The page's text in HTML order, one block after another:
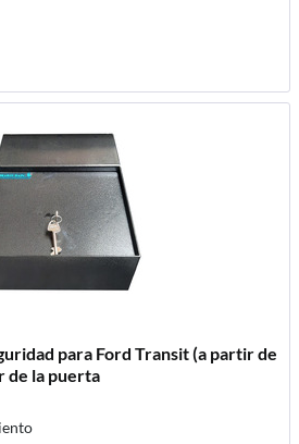
para Ford Transit (a partir de
de la puerta